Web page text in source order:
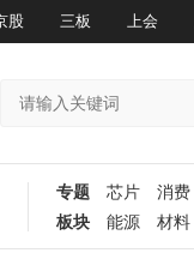
股 三板 上会
专题 芯片 消费
板块
能源 材料